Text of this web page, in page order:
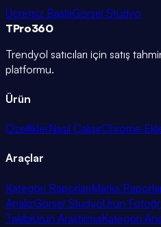
Ücretsiz BaşlaGörsel Stüdyo
TPro360
Trendyol satıcıları için satış
platformu.
Ürün
ÖzelliklerNasıl ÇalışırChrome
Araçlar
Kategori RaporlarıMarka
AnalizGörsel StüdyoÜrün
TakibiÜrün AraştırmaKategori